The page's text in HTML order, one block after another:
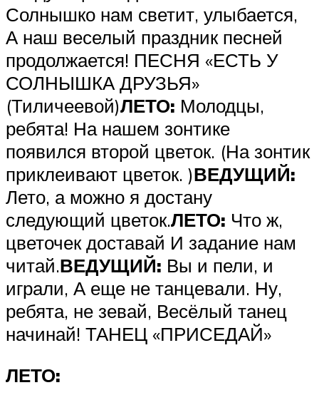
Солнышко нам светит, улыбается,
А наш веселый праздник песней
продолжается! ПЕСНЯ «ЕСТЬ У
СОЛНЫШКА ДРУЗЬЯ»
(Тиличеевой)ЛЕТО: Молодцы,
ребята! На нашем зонтике
появился второй цветок. (На зонтик
приклеивают цветок. )ВЕДУЩИЙ:
Лето, а можно я достану
следующий цветок.ЛЕТО: Что ж,
цветочек доставай И задание нам
читай.ВЕДУЩИЙ: Вы и пели, и
играли, А еще не танцевали. Ну,
ребята, не зевай, Весёлый танец
начинай! ТАНЕЦ «ПРИСЕДАЙ»
ЛЕТО: